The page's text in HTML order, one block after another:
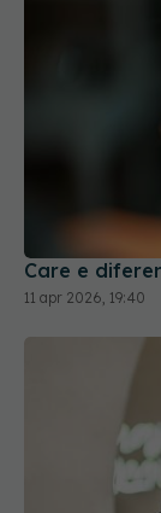
Care e
11 apr 2026, 19:40